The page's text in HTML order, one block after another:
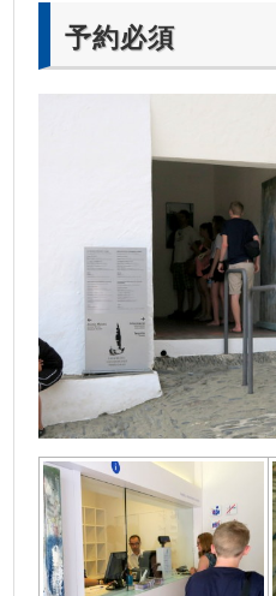
予約必須